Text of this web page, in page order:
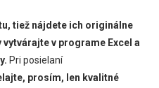
tiež nájdete ich originálne
v programe Excel a
Pri posielaní
prosím, len kvalitné